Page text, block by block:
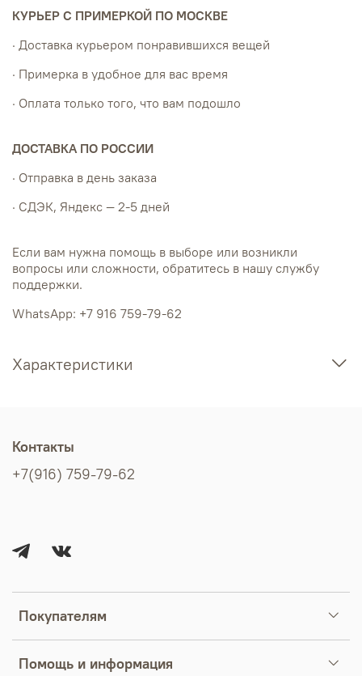
КУРЬЕР С ПРИМЕРКОЙ ПО МОСКВЕ
· Доставка курьером понравившихся вещей
· Примерка в удобное для вас время
· Оплата только того, что вам подошло
ДОСТАВКА ПО РОССИИ
· Отправка в день заказа
· СДЭК, Яндекс — 2-5 дней
Если вам нужна помощь в выборе или возникли
вопросы или сложности, обратитесь в нашу службу
поддержки.
WhatsApp: +7 916 759-79-62
Характеристики
Покупателям
Помощь и информация
Контакты
+7(916) 759-79-62